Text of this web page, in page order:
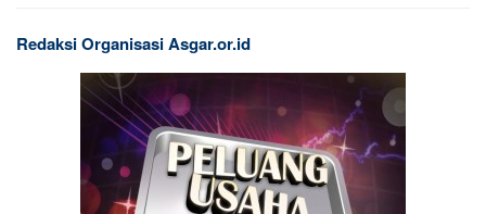
Redaksi Organisasi Asgar.or.id